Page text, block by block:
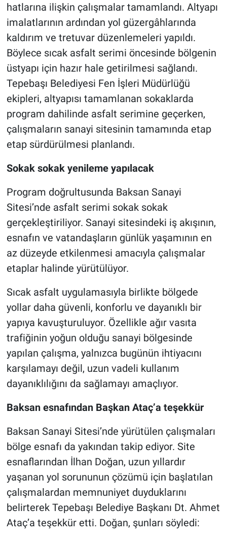
hatlarına ilişkin çalışmalar tamamlandı. Altyapı
imalatlarının ardından yol güzergâhlarında
kaldırım ve tretuvar düzenlemeleri yapıldı.
Böylece sıcak asfalt serimi öncesinde bölgenin
üstyapı için hazır hale getirilmesi sağlandı.
Tepebaşı Belediyesi Fen İşleri Müdürlüğü
ekipleri, altyapısı tamamlanan sokaklarda
program dahilinde asfalt serimine geçerken,
çalışmaların sanayi sitesinin tamamında etap
etap sürdürülmesi planlandı.
Sokak sokak yenileme yapılacak
Program doğrultusunda Baksan Sanayi
Sitesi’nde asfalt serimi sokak sokak
gerçekleştiriliyor. Sanayi sitesindeki iş akışının,
esnafın ve vatandaşların günlük yaşamının en
az düzeyde etkilenmesi amacıyla çalışmalar
etaplar halinde yürütülüyor.
Sıcak asfalt uygulamasıyla birlikte bölgede
yollar daha güvenli, konforlu ve dayanıklı bir
yapıya kavuşturuluyor. Özellikle ağır vasıta
trafiğinin yoğun olduğu sanayi bölgesinde
yapılan çalışma, yalnızca bugünün ihtiyacını
karşılamayı değil, uzun vadeli kullanım
dayanıklılığını da sağlamayı amaçlıyor.
Baksan esnafından Başkan Ataç’a teşekkür
Baksan Sanayi Sitesi’nde yürütülen çalışmaları
bölge esnafı da yakından takip ediyor. Site
esnaflarından İlhan Doğan, uzun yıllardır
yaşanan yol sorununun çözümü için başlatılan
çalışmalardan memnuniyet duyduklarını
belirterek Tepebaşı Belediye Başkanı Dt. Ahmet
Ataç’a teşekkür etti. Doğan, şunları söyledi: